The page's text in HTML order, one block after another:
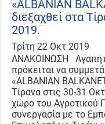
«ALBANIAN
διεξαχθεί στα
2019.
Τρίτη 22 Οκτ 2019
ΑΝΑΚΟΙΝΩΣΗ
πρόκειται να
«ALBANIAN
Τίρανα στις 30-31
χώρο του Αγροτικού
συνεργασία με το